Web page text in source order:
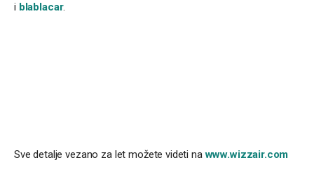
i blablacar.
Sve detalje vezano za let možete videti nawww.wizzair.com